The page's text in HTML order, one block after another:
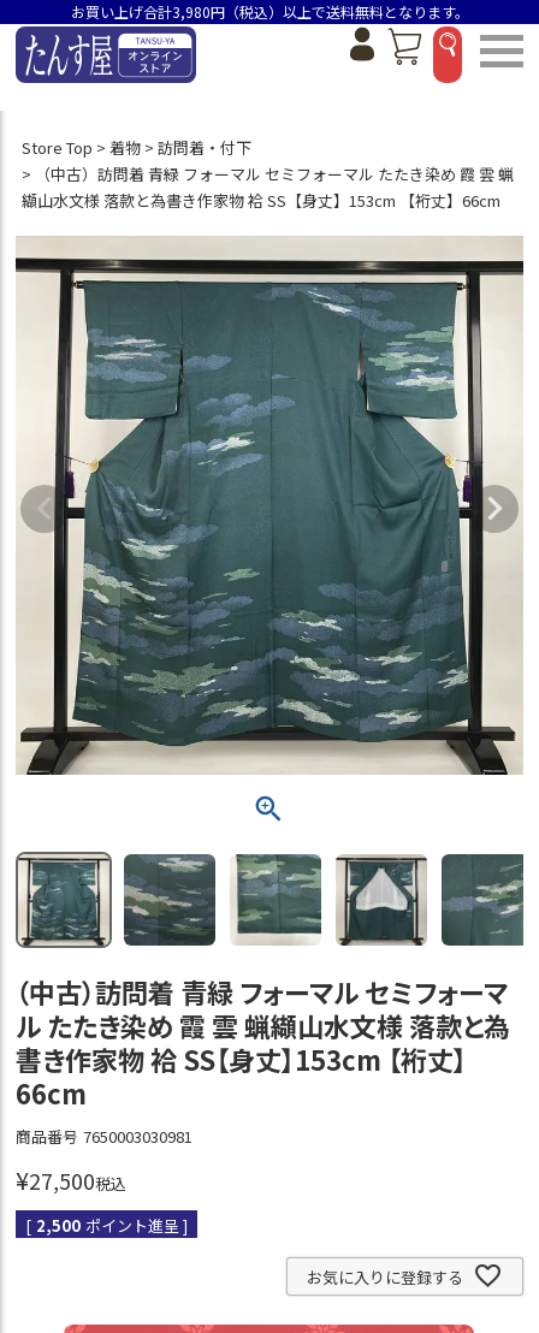
お買い上げ合計3,980円（税込）以上で送料無料となります。
Store Top 着物
訪問着・付下
（中古）訪問着 青緑 フォーマル セミフォーマル たたき染め 霞 雲 蝋
纈山水文様 落款と為書き作家物 袷 SS【身丈】153cm 【裄丈】66cm
（中古）訪問着 青緑 フォーマル セミフォーマ
ル たたき染め 霞 雲 蝋纈山水文様 落款と為
書き作家物 袷 SS【身丈】153cm 【裄丈】
66cm
商品番号 7650003030981
¥27,500税込
[ 2,500 ポイント進呈 ]
お気に入りに登録する